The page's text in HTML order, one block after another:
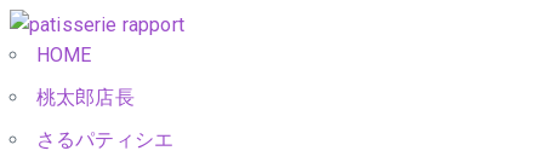
HOME
桃太郎店長
さるパティシエ